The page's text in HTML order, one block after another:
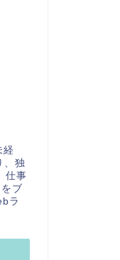
経
、独
仕事
ブ
ラ